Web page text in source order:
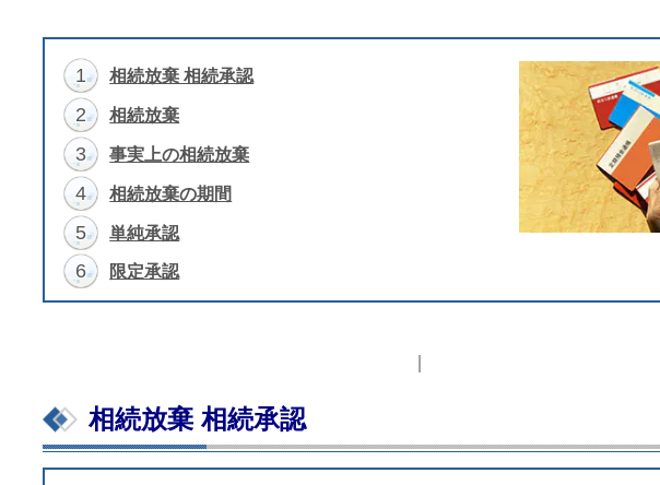
1 相続放棄 相続承認
2 相続放棄
3 事実上の相続放棄
4 相続放棄の期間
5 単純承認
6 限定承認
相続放棄 相続承認